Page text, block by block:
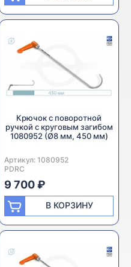
Крючок с поворотной
ручкой с круговым загибом
1080952 (Ø8 мм, 450 мм)
Артикул: 1080952
Производитель:
PDRC
9 700 ₽
В КОРЗИНУ